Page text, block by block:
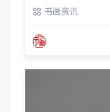
书画资讯